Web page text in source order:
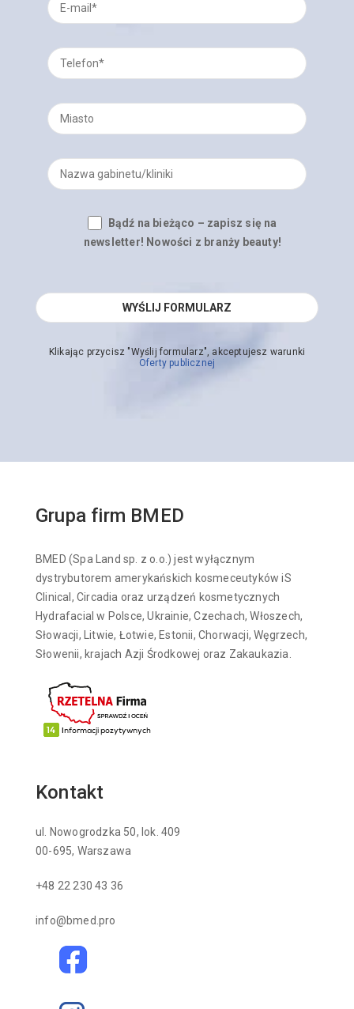
Bądź na bieżąco – zapisz się na
newsletter! Nowości z branży beauty!
Klikając przycisz "Wyślij formularz", akceptujesz warunki
Oferty publicznej
Grupa firm BMED
BMED (Spa Land sp. z o.o.) jest wyłącznym
dystrybutorem amerykańskich kosmeceutyków iS
Clinical, Circadia oraz urządzeń kosmetycznych
Hydrafacial w Polsce, Ukrainie, Czechach, Włoszech,
Słowacji, Litwie, Łotwie, Estonii, Chorwacji, Węgrzech,
Słowenii, krajach Azji Środkowej oraz Zakaukazia.
Kontakt
ul. Nowogrodzka 50, lok. 409
00-695, Warszawa
+48 22 230 43 36
info@bmed.pro